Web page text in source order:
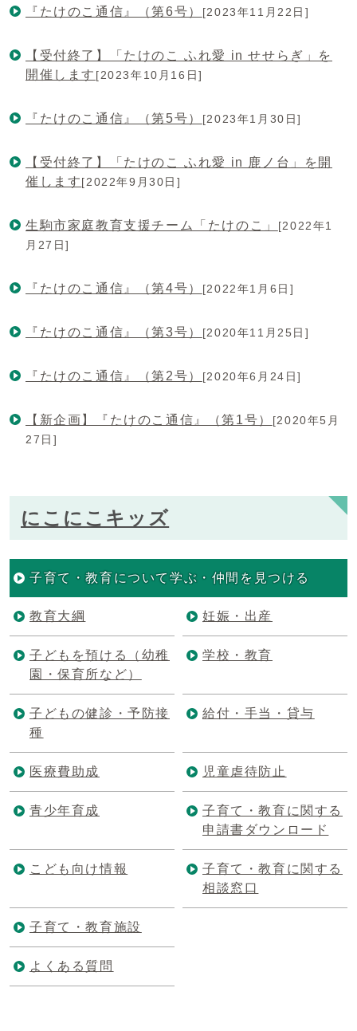
『たけのこ通信』（第6号） [2023年11月22日]
【受付終了】「たけのこ ふれ愛 in せせらぎ」を
開催します [2023年10月16日]
『たけのこ通信』（第5号） [2023年1月30日]
【受付終了】「たけのこ ふれ愛 in 鹿ノ台」を開
催します[2022年9月30日]
生駒市家庭教育支援チーム「たけのこ」
[2022年1
月27日]
『たけのこ通信』（第4号） [2022年1月6日]
『たけのこ通信』（第3号） [2020年11月25日]
『たけのこ通信』（第2号） [2020年6月24日]
【新企画】『たけのこ通信』（第1号）
[2020年5月
27日]
にこにこキッズ
子育て・教育について学ぶ・仲間を見つける
教育大綱 妊娠・出産
子どもを預ける（幼稚
園・保育所など）
学校・教育
子どもの健診・予防接
種
給付・手当・貸与
医療費助成 児童虐待防止
青少年育成
子育て・教育に関する
申請書ダウンロード
こども向け情報
子育て・教育に関する
相談窓口
子育て・教育施設
よくある質問